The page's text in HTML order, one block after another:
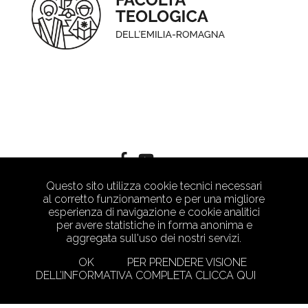
Questo sito utilizza cookie tecnici necessari
al corretto funzionamento e per una migliore
esperienza di navigazione e cookie analitici
per avere statistiche in forma anonima e
aggregata sull'uso dei nostri servizi.
OK
PER PRENDERE VISIONE
DELL’INFORMATIVA COMPLETA CLICCA QUI